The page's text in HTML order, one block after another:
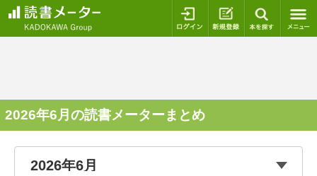
ログイン 新規登録
2026年6月の読書メーターまとめ